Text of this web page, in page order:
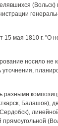
(Вольск)
15 мая 1810 г. "О
носило не
уточнения,
разными
Балашов),